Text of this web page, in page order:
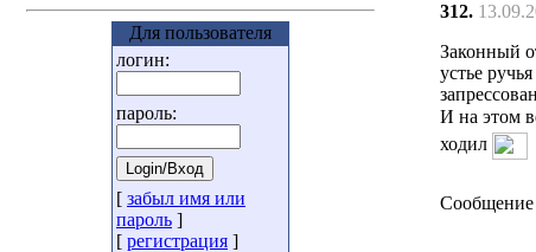
Для пользователя
логин:
пароль:
[ забыл имя или
пароль ]
[ регистрация ]
312.
Законный
устье
И на этом
ходил
Сообщение